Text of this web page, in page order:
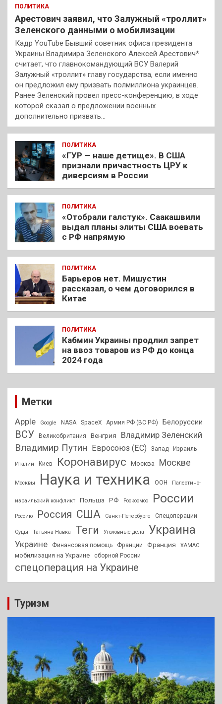
ПОЛИТИКА
Арестович заявил, что Залужный «троллит»
Зеленского данными о мобилизации
Кадр YouTube Бывший советник офиса президента
Украины Владимира Зеленского Алексей Арестович*
считает, что главнокомандующий ВСУ Валерий
Залужный «троллит» главу государства, если именно
он предложил ему призвать полмиллиона украинцев.
Ранее Зеленский провел пресс-конференцию, в ходе
которой сказал о предложении военных
дополнительно призвать…
ПОЛИТИКА
«ГУР — наше детище». В США
признали причастность ЦРУ к
диверсиям в России
ПОЛИТИКА
«Отобрали галстук». Саакашвили
выдал планы элиты США воевать
с РФ напрямую
ПОЛИТИКА
Барьеров нет. Мишустин
рассказал, о чем договорился в
Китае
ПОЛИТИКА
Кабмин Украины продлил запрет
на ввоз товаров из РФ до конца
2024 года
Метки
Apple Google NASA SpaceX Армия РФ (ВС РФ) Белоруссии
ВСУ Великобритания Венгрия Владимир Зеленский
Владимир Путин Евросоюз (ЕС) Запад Израиль
Италии Киев Коронавирус Москва Москве
Москвы Наука и техника ООН Палестино-
израильский конфликт Польша РФ Роскосмос России
Россию Россия США Санкт-Петербурге Спецоперации
Суды Татьяна Навка Теги Уголовные дела Украина
Украине Финансовая помощь Франции Франция ХАМАС
мобилизация на Украине сборной России
спецоперация на Украине
Туризм